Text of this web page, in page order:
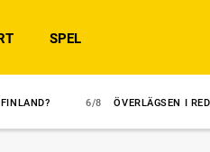
SPEL
6/8 ÖVERLÄGSEN I REDÉN-DEBUT